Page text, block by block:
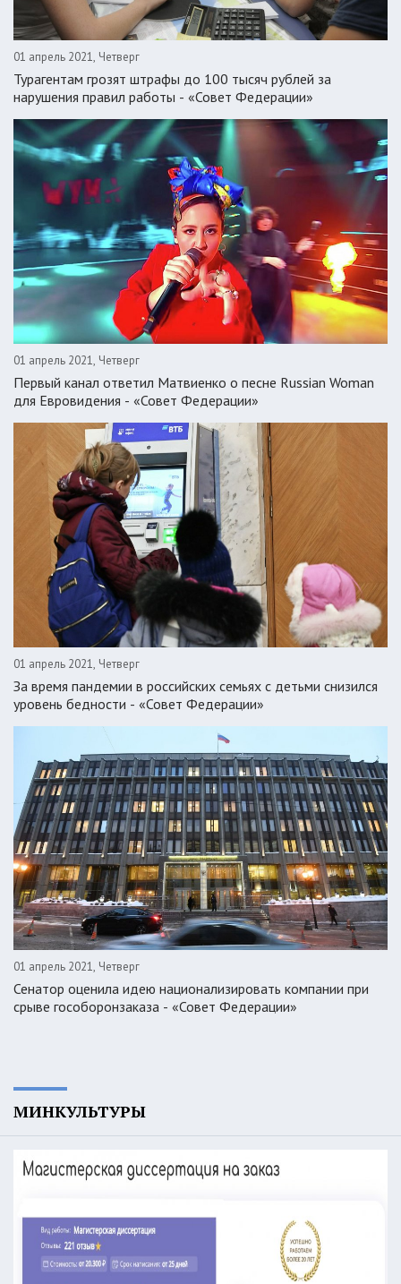
01 апрель 2021, Четверг
Турагентам грозят штрафы до 100 тысяч рублей за
нарушения правил работы - «Совет Федерации»
01 апрель 2021, Четверг
Первый канал ответил Матвиенко о песне Russian Woman
для Евровидения - «Совет Федерации»
01 апрель 2021, Четверг
За время пандемии в российских семьях с детьми снизился
уровень бедности - «Совет Федерации»
01 апрель 2021, Четверг
Сенатор оценила идею национализировать компании при
срыве гособоронзаказа - «Совет Федерации»
МИНКУЛЬТУРЫ